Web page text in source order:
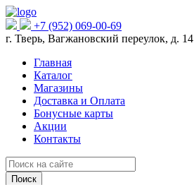
+7 (952) 069-00-69
г. Тверь, Вагжановский переулок, д. 14
Главная
Каталог
Магазины
Доставка и Оплата
Бонусные карты
Акции
Контакты
Поиск